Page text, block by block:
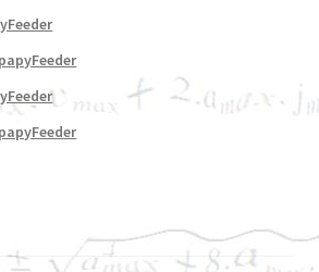
papyFeeder
papyFeeder